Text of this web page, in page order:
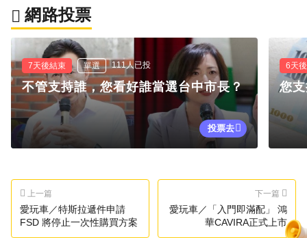
網路投票
7天後結束 單選 111人已投
不管支持誰，您看好誰當選台中市長？
投票去
6天
您
上一篇
愛玩車／特斯拉遞件申請
FSD 將停止一次性購買方案
下一篇
愛玩車／「入門即滿配」 鴻
華CAVIRA正式上市